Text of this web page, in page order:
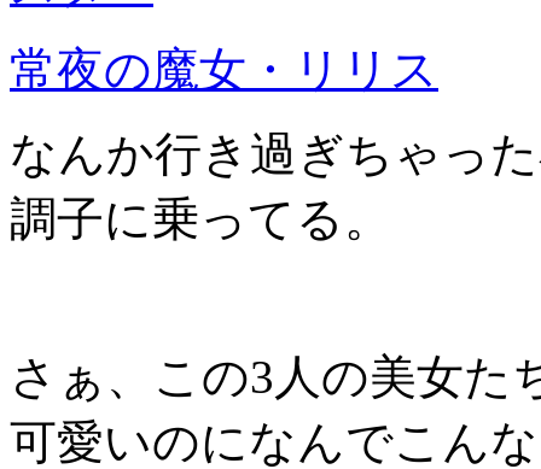
常夜の魔女・リリス
なんか行き過ぎちゃっ
調子に乗ってる。
さぁ、この3人の美女た
可愛いのになんでこん